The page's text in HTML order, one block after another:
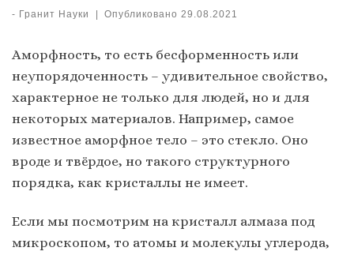
- Гранит Науки | Опубликовано 29.08.2021
Аморфность, то есть бесформенность или
неупорядоченность – удивительное свойство,
характерное не только для людей, но и для
некоторых материалов. Например, самое
известное аморфное тело – это стекло. Оно
вроде и твёрдое, но такого структурного
порядка, как кристаллы не имеет.
Если мы посмотрим на кристалл алмаза под
микроскопом, то атомы и молекулы углерода,